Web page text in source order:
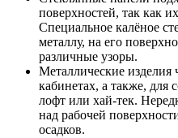
поверхностей, так как
Специальное калёное
металлу, на его
различные узоры.
Металлические
кабинетах, а также, для
лофт или хай-тек.
над рабочей
осадков.